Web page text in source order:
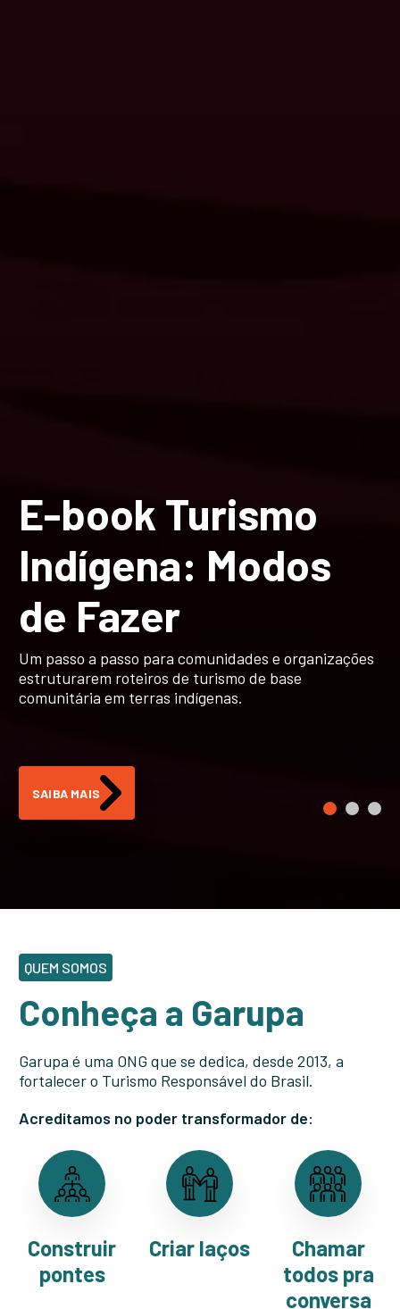
E-book Turismo
Indígena: Modos
de Fazer
Um passo a passo para comunidades e organizações
estruturarem roteiros de turismo de base
comunitária em terras indígenas.
SAIBA MAIS
inspiração para o
turismo que
queremos
Elas reúnem condições particulares para o
desenvolvimento de negócios comunitários, como a
demanda por defesa e gestão do território –
condição básica para que continuem a existir.
LEIA MAIS
QUEM SOMOS
Conheça a Garupa
Garupa é uma ONG que se dedica, desde 2013, a
fortalecer o Turismo Responsável do Brasil.
Acreditamos no poder transformador de:
Construir
pontes
Criar laços
Chamar
todos pra
conversa